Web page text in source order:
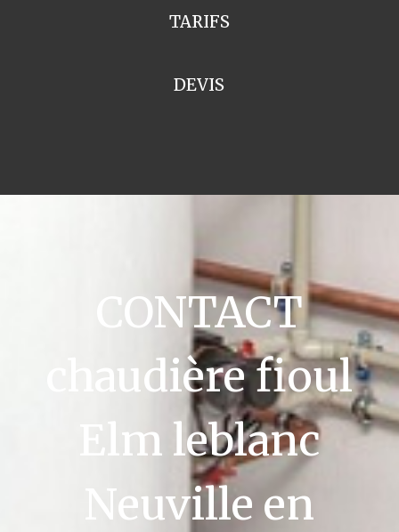
TARIFS
DEVIS
CONTACT
chaudière fioul
Elm leblanc
Neuville en